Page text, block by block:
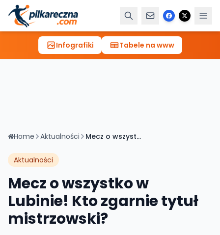
Infografiki Tabele na www
Home Aktualności Mecz o wszystko w Lubinie! Kto zgarnie tytuł mistrzowski?
Aktualności
Mecz o wszystko w
Lubinie! Kto zgarnie tytuł
mistrzowski?